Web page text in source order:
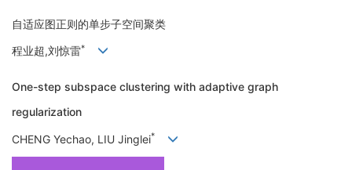
自适应图正则的单步子空间聚类
程业超,刘惊雷*
One-step subspace clustering with adaptive graph
regularization
CHENG Yechao, LIU Jinglei*